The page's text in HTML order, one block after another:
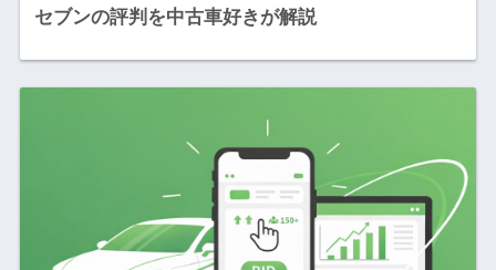
セブンの評判を中古車好きが解説